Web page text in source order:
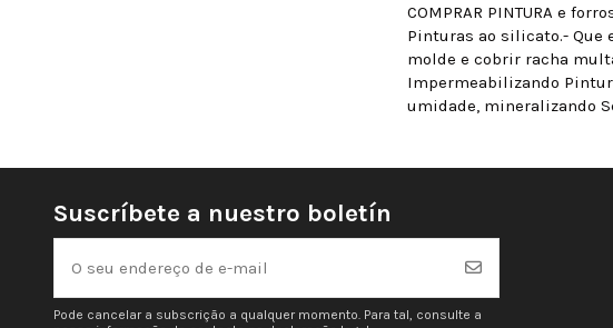
COMPRAR PINTURA e
Pinturas ao silicato.- Que
molde e cobrir racha
Impermeabilizando
umidade, mineralizando
Suscríbete a nuestro boletín
Pode cancelar a subscrição a qualquer momento. Para tal, consulte a